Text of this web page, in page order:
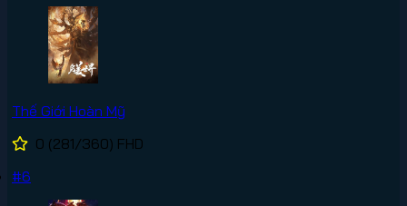
Thế Giới Hoàn Mỹ
0 (281/360) FHD
#6